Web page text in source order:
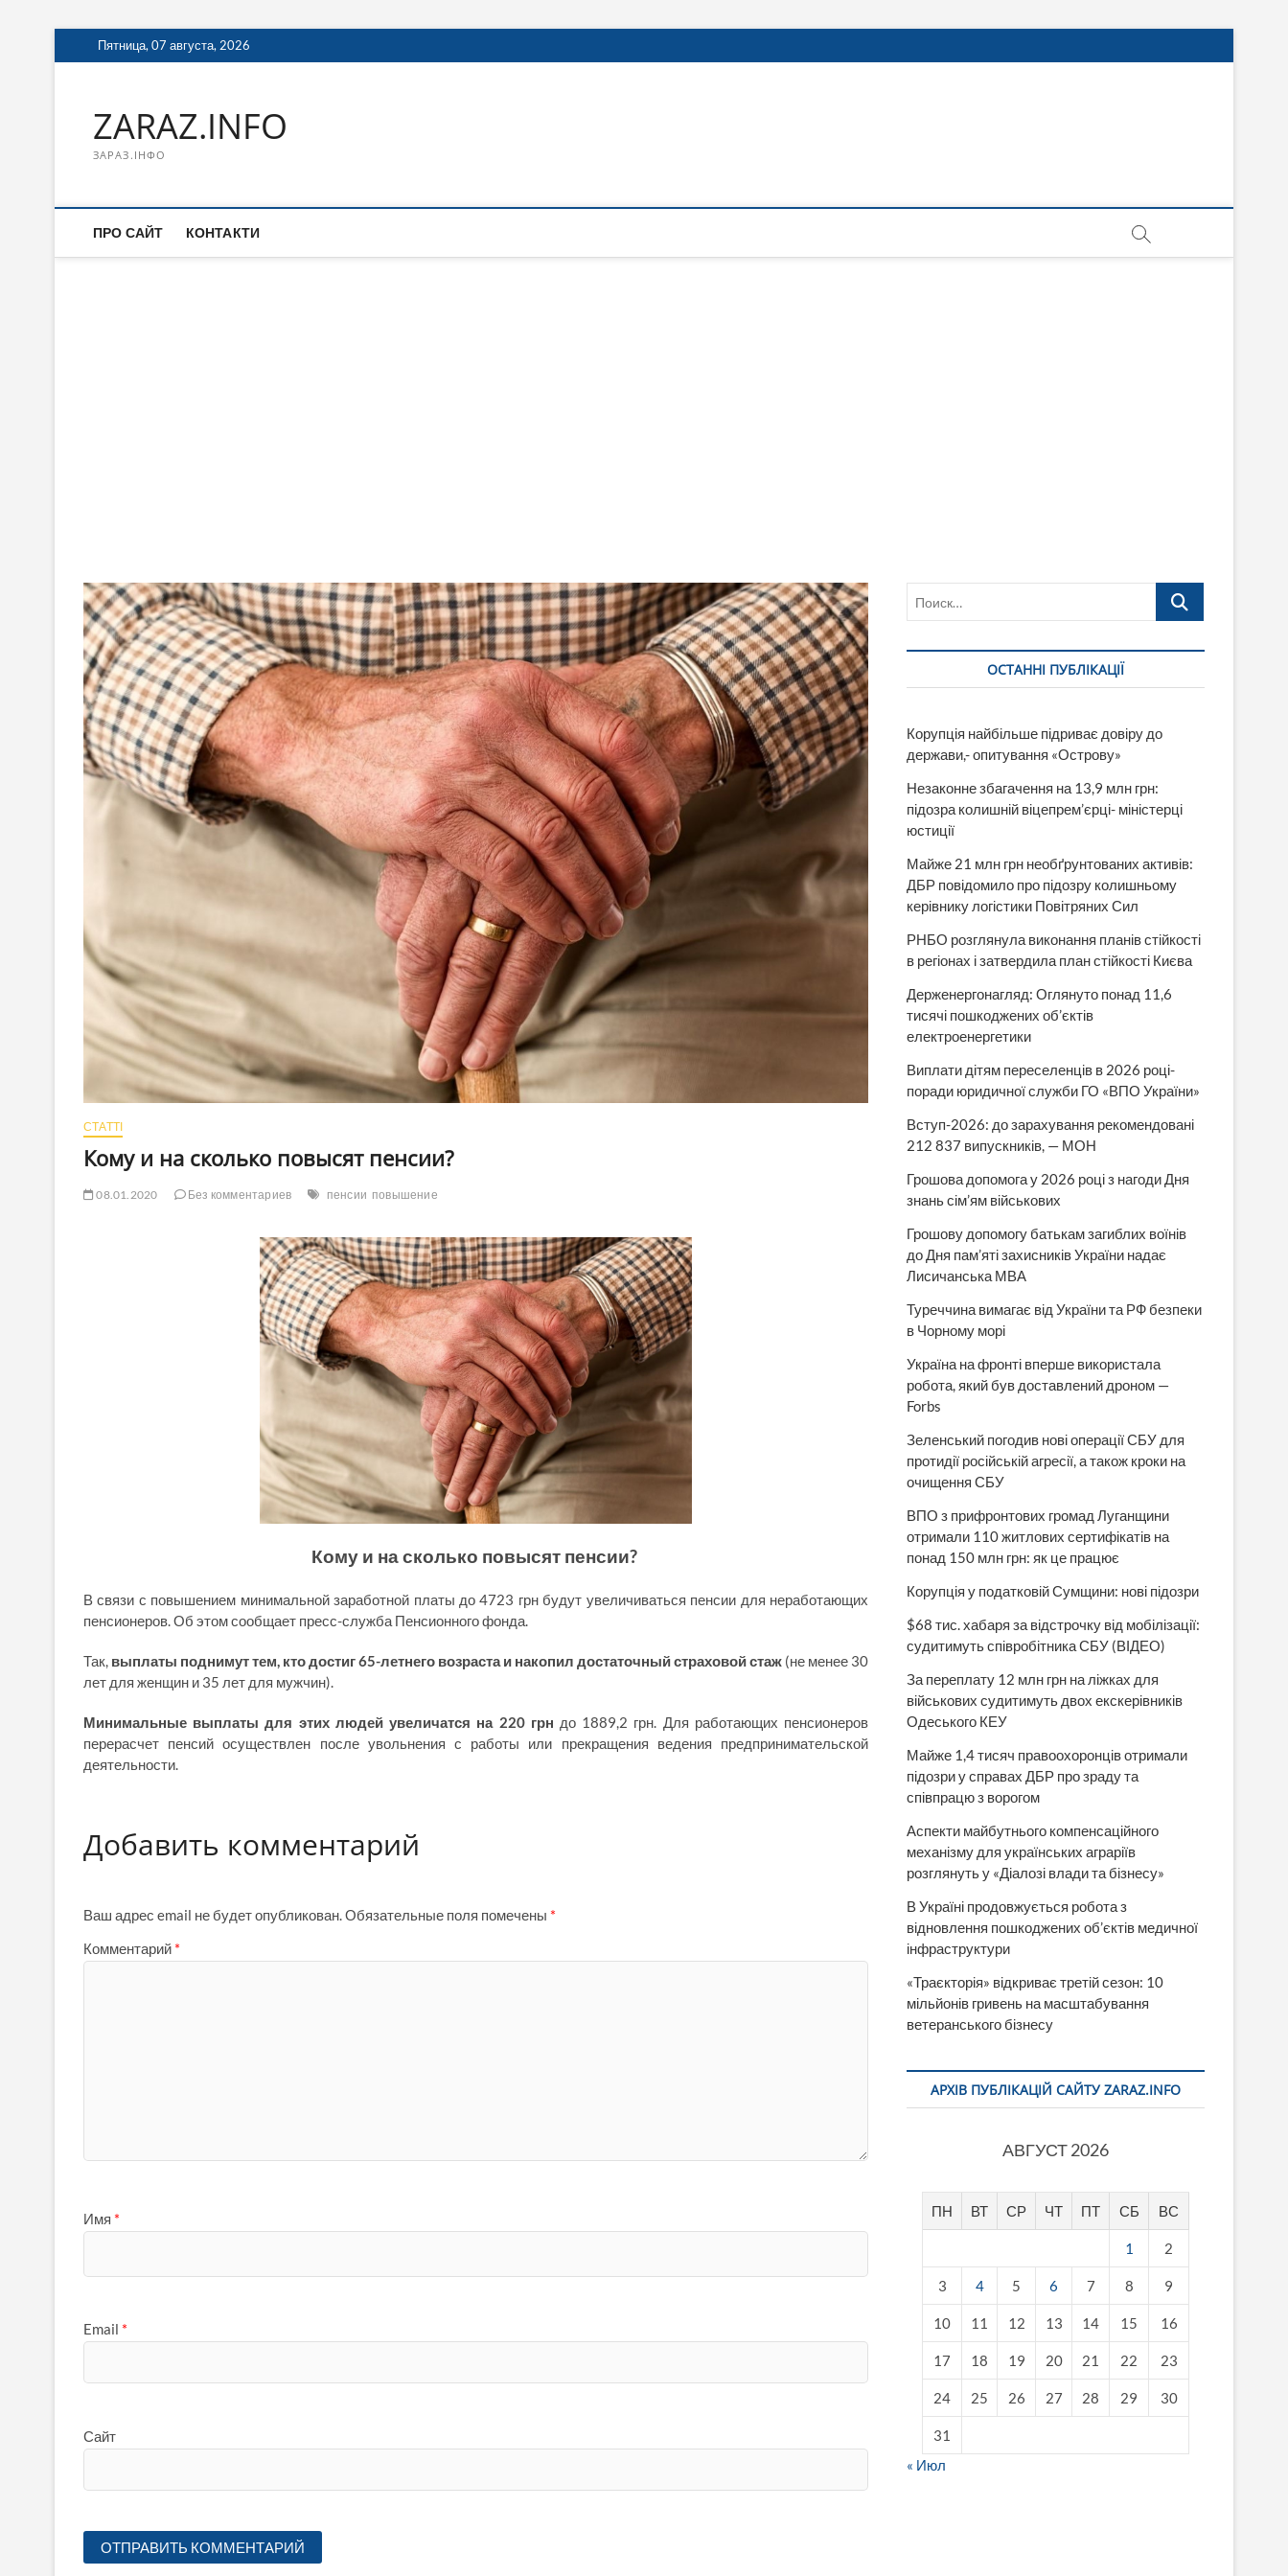
Перейти
к
Пятница, 07 августа, 2026
ZARAZ.INFO
ЗАРАЗ.ІНФО
ПРО САЙТ КОНТАКТИ
СТАТТІ
Кому и на сколько повысят пенсии?
08.01.2020 Без комментариев пенсии повышение
Кому и на сколько повысят пенсии?
В связи с повышением минимальной заработной платы до 4723 грн будут увеличиваться пенсии для неработающих
пенсионеров. Об этом сообщает пресс-служба Пенсионного фонда.
Так, выплаты поднимут тем, кто достиг 65-летнего возраста и накопил достаточный страховой стаж (не менее 30
лет для женщин и 35 лет для мужчин).
Минимальные выплаты для этих людей увеличатся на 220 грн до 1889,2 грн. Для работающих пенсионеров
перерасчет пенсий осуществлен после увольнения с работы или прекращения ведения предпринимательской
деятельности.
Добавить комментарий
Ваш адрес email не будет опубликован.Обязательные поля помечены *
Комментарий *
Имя *
Email *
Сайт
Поиск…
ОСТАННІ ПУБЛІКАЦІЇ
Корупція найбільше підриває довіру до
держави,- опитування «Острову»
Незаконне збагачення на 13,9 млн грн:
підозра колишній віцепрем’єрці- міністерці
юстиції
Майже 21 млн грн необґрунтованих активів:
ДБР повідомило про підозру колишньому
керівнику логістики Повітряних Сил
РНБО розглянула виконання планів стійкості
в регіонах і затвердила план стійкості Києва
Держенергонагляд: Оглянуто понад 11,6
тисячі пошкоджених об’єктів
електроенергетики
Виплати дітям переселенців в 2026 році-
поради юридичної служби ГО «ВПО України»
Вступ-2026: до зарахування рекомендовані
212 837 випускників, — МОН
Грошова допомога у 2026 році з нагоди Дня
знань сім’ям військових
Грошову допомогу батькам загиблих воїнів
до Дня пам’яті захисників України надає
Лисичанська МВА
Туреччина вимагає від України та РФ безпеки
в Чорному морі
Україна на фронті вперше використала
робота, який був доставлений дроном —
Forbs
Зеленський погодив нові операції СБУ для
протидії російській агресії, а також кроки на
очищення СБУ
ВПО з прифронтових громад Луганщини
отримали 110 житлових сертифікатів на
понад 150 млн грн: як це працює
Корупція у податковій Сумщини: нові підозри
$68 тис. хабаря за відстрочку від мобілізації:
судитимуть співробітника СБУ (ВІДЕО)
За переплату 12 млн грн на ліжках для
військових судитимуть двох екскерівників
Одеського КЕУ
Майже 1,4 тисяч правоохоронців отримали
підозри у справах ДБР про зраду та
співпрацю з ворогом
Аспекти майбутнього компенсаційного
механізму для українських аграріїв
розглянуть у «Діалозі влади та бізнесу»
В Україні продовжується робота з
відновлення пошкоджених об’єктів медичної
інфраструктури
«Траєкторія» відкриває третій сезон: 10
мільйонів гривень на масштабування
ветеранського бізнесу
АРХІВ ПУБЛІКАЦІЙ САЙТУ ZARAZ.INFO
АВГУСТ 2026
ПН ВТ СР ЧТ ПТ СБ ВС
1 2
3 4 5 6 7 8 9
10 11 12 13 14 15 16
17 18 19 20 21 22 23
24 25 26 27 28 29 30
31
« Июл